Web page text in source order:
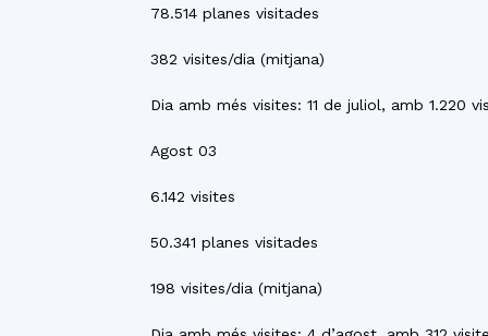
78.514 planes visitades
382 visites/dia (mitjana)
Dia amb més visites: 11 de juliol, amb 1.220
Agost 03
6.142 visites
50.341 planes visitades
198 visites/dia (mitjana)